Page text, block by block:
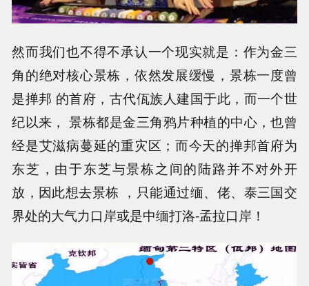
然而我们也不得不承认一个现实就是：作为金三
角的绝对核心景栋，依然发展缓慢，景栋一度曾
是掸邦 的首府，古代佤族人建国于此，而一个世
纪以来， 景栋都是金三角鸦片种植的中心，也曾
经是艾滋病蔓延的重灾区；而今天的掸邦首府为
东芝，由于东芝与景栋之间的陆路并不对外开
放，因此想去景栋 ，只能通过缅、佬、泰三国交
界处的大气力口岸或是中缅打洛-孟拉口岸！